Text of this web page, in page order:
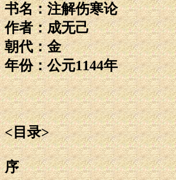
书名：注解伤寒论
作者：成无己
朝代：金
年份：公元1144年
<目录>
序